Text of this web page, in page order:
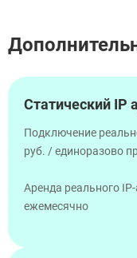
Статический IP
Подключение
руб. / единоразово
Аренда реального
ежемесячно